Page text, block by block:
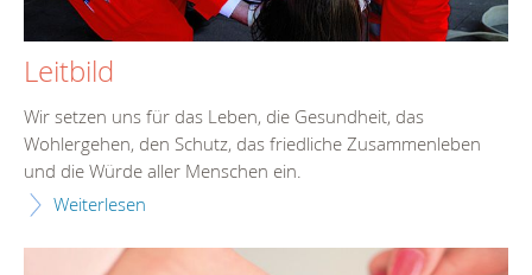
Leitbild
Wir setzen uns für das Leben, die Gesundheit, das
Wohlergehen, den Schutz, das friedliche Zusammenleben
und die Würde aller Menschen ein.
Weiterlesen